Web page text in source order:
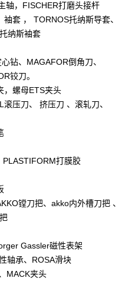
轴，FISCHER打磨头接杆
套 ， TORNOS托纳斯导套、
纳斯袖套
钻、MAGAFOR倒角刀、
铰刀。
，螺母ETS夹头
压刀、 挤压刀 、滚轧刀、
打膜胶
镗刀把、akko内外槽刀把 、
Gassler磁性表架
轴承、ROSA滑块
MACK夹头